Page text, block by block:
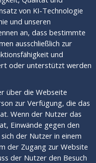
von KI-Technologie
und unseren
an, dass bestimmte
ausschließlich zur
und
oder unterstützt werden
über die Webseite
zur Verfügung, die das
Wenn der Nutzer das
Einwände gegen den
der Nutzer in einem
der Zugang zur Website
der Nutzer den Besuch